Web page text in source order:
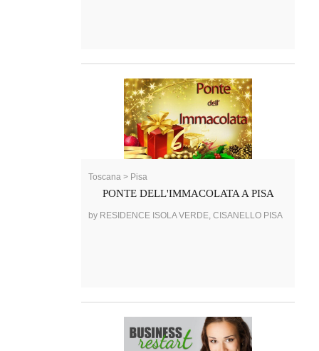
Toscana > Pisa
PONTE DELL'IMMACOLATA A PISA
by RESIDENCE ISOLA VERDE, CISANELLO PISA